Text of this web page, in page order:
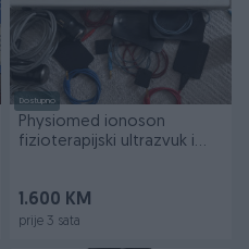
Dostupno
Physiomed ionoson
fizioterapijski ultrazvuk i
1.600 KM
prije 3 sata